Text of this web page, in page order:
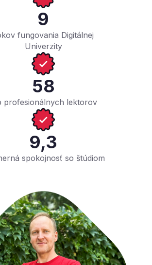
Certifikované a chceš pokračovať
9
fungovania Digitálnej
Univerzity
58
profesionálnych lektorov
9,3
spokojnosť so štúdiom